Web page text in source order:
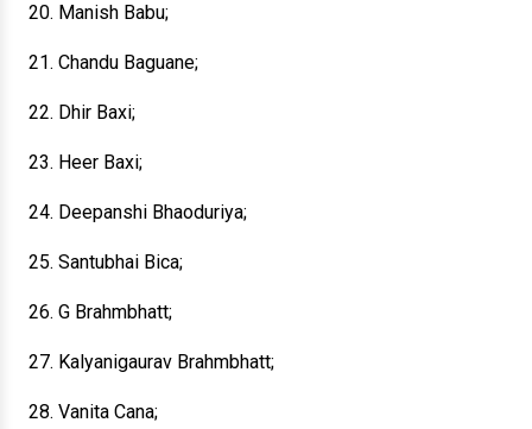
20. Manish Babu;
21. Chandu Baguane;
22. Dhir Baxi;
23. Heer Baxi;
24. Deepanshi Bhaoduriya;
25. Santubhai Bica;
26. G Brahmbhatt;
27. Kalyanigaurav Brahmbhatt;
28. Vanita Cana;